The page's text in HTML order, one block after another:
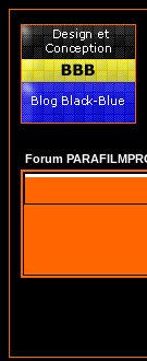
Forum